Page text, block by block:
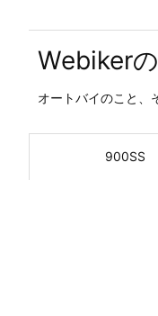
Webiker
オートバイのこと、
900SS